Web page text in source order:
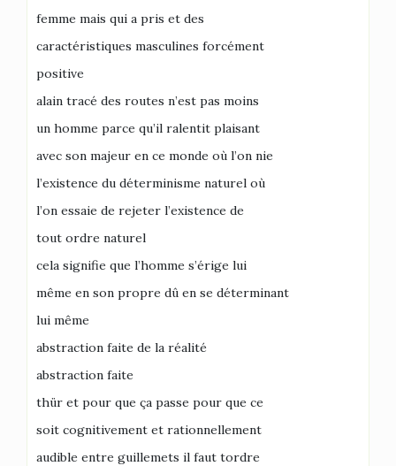
femme mais qui a pris et des
caractéristiques masculines forcément
positive
alain tracé des routes n’est pas moins
un homme parce qu’il ralentit plaisant
avec son majeur en ce monde où l’on nie
l’existence du déterminisme naturel où
l’on essaie de rejeter l’existence de
tout ordre naturel
cela signifie que l’homme s’érige lui
même en son propre dû en se déterminant
lui même
abstraction faite de la réalité
abstraction faite
thür et pour que ça passe pour que ce
soit cognitivement et rationnellement
audible entre guillemets il faut tordre